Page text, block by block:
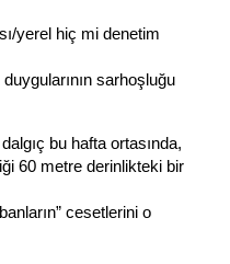
yerel hiç mi denetim
sarhoşluğu
bu hafta ortasında,
60 metre derinlikteki bir
cesetlerini o